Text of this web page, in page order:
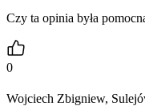
Czy ta opinia była
0
Wojciech Zbigniew,